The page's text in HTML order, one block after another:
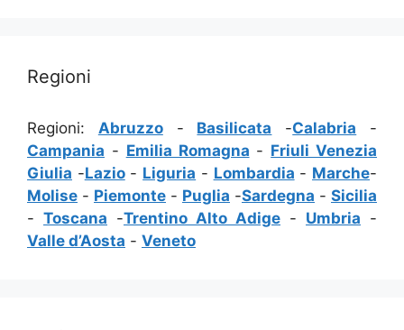
Regioni
Regioni: Abruzzo- Basilicata -Calabria -
Campania - Emilia Romagna - Friuli Venezia
Giulia -Lazio- Liguria - Lombardia - Marche-
Molise - Piemonte - Puglia -Sardegna - Sicilia
- Toscana -Trentino Alto Adige - Umbria -
Valle d’Aosta - Veneto